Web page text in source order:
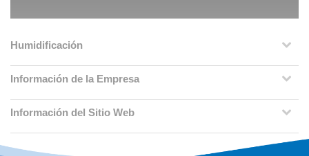
Humidificación
Información de la Empresa
Información del Sitio Web